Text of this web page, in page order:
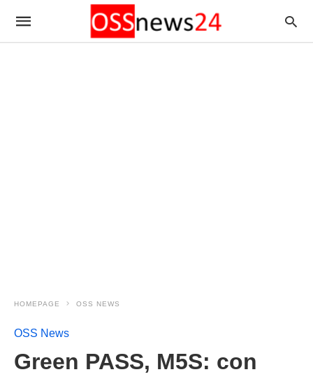
HOMEPAGE OSS NEWS
OSS News
Green PASS, M5S: con